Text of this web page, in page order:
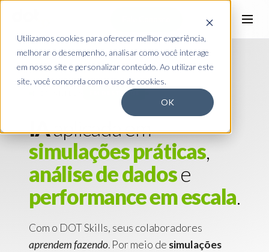
Utilizamos cookies para oferecer melhor experiência,
melhorar o desempenho, analisar como você interage
em nosso site e personalizar conteúdo. Ao utilizar este
site, você concorda com o uso de cookies.
OK
EM DESTAQUE
IAaplicadaem
simulaçõespráticas,
análisededadose
performanceemescala.
Com o DOT Skills, seus colaboradores
aprendem fazendo. Por meio de simulações